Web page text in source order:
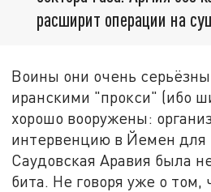
расширит операции на
Воины они очень
иранскими "прокси" (ибо
хорошо вооружены:
интервенцию в Йемен для
Саудовская Аравия была
бита. Не говоря уже о том,